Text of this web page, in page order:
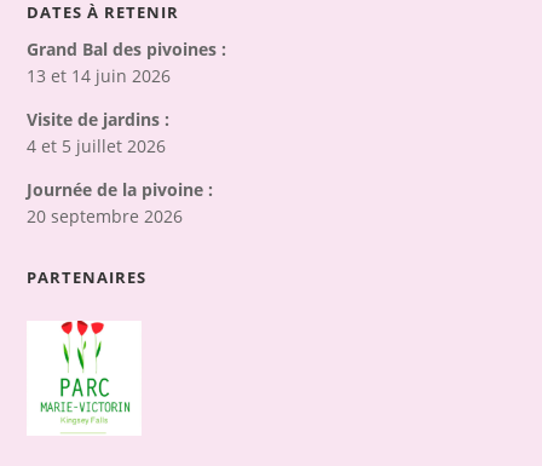
DATES À RETENIR
Grand Bal des pivoines :
13 et 14 juin 2026
Visite de jardins :
4 et 5 juillet 2026
Journée de la pivoine :
20 septembre 2026
PARTENAIRES